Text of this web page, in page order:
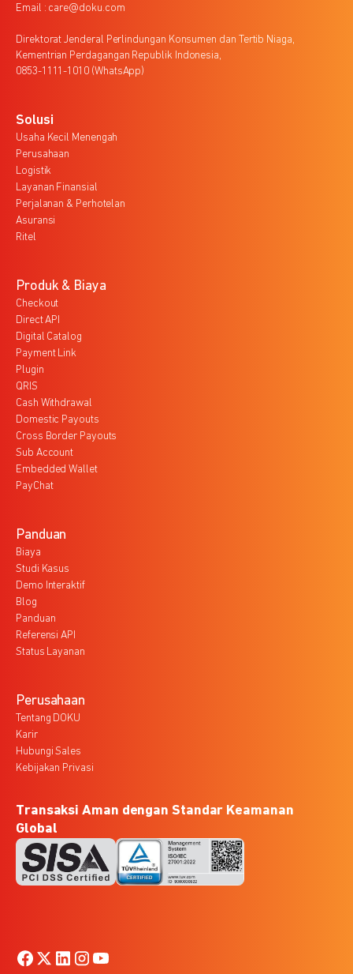
Email : care@doku.com
Direktorat Jenderal Perlindungan Konsumen dan Tertib Niaga,
Kementrian Perdagangan Republik Indonesia,
0853-1111-1010 (WhatsApp)
Solusi
Usaha Kecil Menengah
Perusahaan
Logistik
Layanan Finansial
Perjalanan & Perhotelan
Asuransi
Ritel
Produk & Biaya
Checkout
Direct API
Digital Catalog
Payment Link
Plugin
QRIS
Cash Withdrawal
Domestic Payouts
Cross Border Payouts
Sub Account
Embedded Wallet
PayChat
Panduan
Biaya
Studi Kasus
Demo Interaktif
Blog
Panduan
Referensi API
Status Layanan
Perusahaan
Tentang DOKU
Karir
Hubungi Sales
Kebijakan Privasi
Transaksi Aman dengan Standar Keamanan
Global